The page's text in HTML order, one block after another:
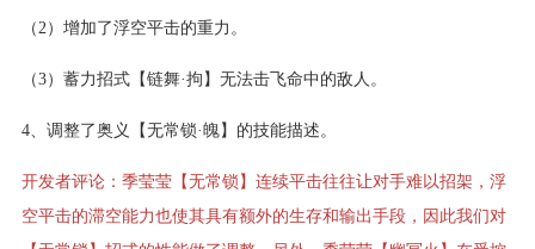
（2）增加了浮空平击的重力。
（3）蓄力招式【链舞·拘】无法击飞命中的敌人。
4、调整了奥义【无常锁·魄】的技能描述。
开发者评论：季莹莹【无常锁】连续平击往往让对手难以招架，浮
空平击的滞空能力也使其具有额外的生存和输出手段，因此我们对